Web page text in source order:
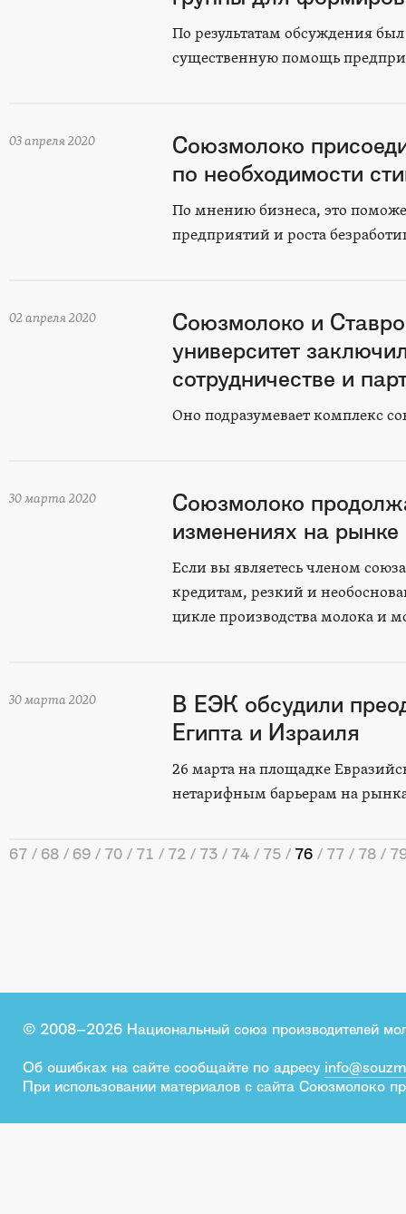
По результатам обсуждения
существенную помощь
03 апреля 2020
Союзмолоко
по необходимости
По мнению бизнеса, это
предприятий и роста
02 апреля 2020
Союзмолоко и
университет
сотрудничестве и
Оно подразумевает комплекс
30 марта 2020
Союзмолоко
изменениях на рынке
Если вы являетесь членом
кредитам, резкий и
цикле производства молока и
30 марта 2020
В ЕЭК обсудили
Египта и Израиля
26 марта на площадке
нетарифным барьерам на
67 68 69 70 71 72 73 74 75 76 77 78
© 2008–2026 Национальный союз производителей
Об ошибках на сайте сообщайте по адресу
При использовании материалов с сайта Союзмолоко